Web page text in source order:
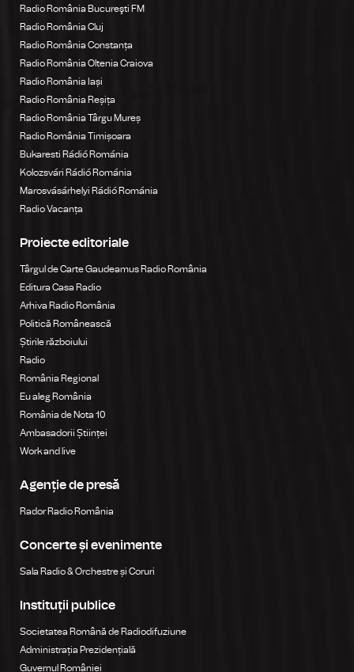
Radio România Bucureşti FM
Radio România Cluj
Radio România Constanța
Radio România Oltenia Craiova
Radio România Iași
Radio România Reșița
Radio România Târgu Mureș
Radio România Timișoara
Bukaresti Rádió Románia
Kolozsvári Rádió Románia
Marosvásárhelyi Rádió Románia
Radio Vacanța
Proiecte editoriale
Târgul de Carte Gaudeamus Radio România
Editura Casa Radio
Arhiva Radio România
Politică Românească
Știrile războiului
Radio
România Regional
Eu aleg România
România de Nota 10
Ambasadorii Științei
Work and live
Agenție de presă
Rador Radio România
Concerte și evenimente
Sala Radio & Orchestre și Coruri
Instituții publice
Societatea Română de Radiodifuziune
Administrația Prezidențială
Guvernul României